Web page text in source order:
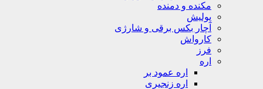
مکنده و دمنده
پولیش
آچار بکس برقی و شارژی
کارواش
فرز
اره
اره عمود بر
اره زنجیری